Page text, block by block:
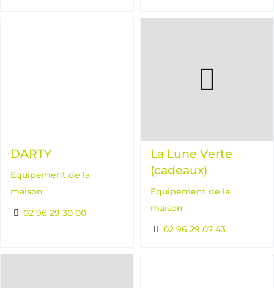
DARTY
Equipement de la
maison
02 96 29 30 00
La Lune Verte
(cadeaux)
Equipement de la
maison
02 96 29 07 43